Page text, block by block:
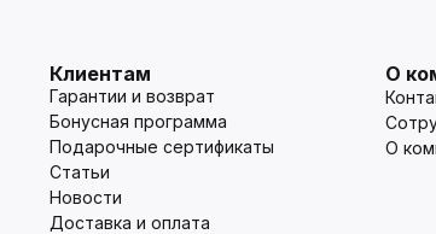
Клиентам
Гарантии и возврат
Бонусная программа
Подарочные сертификаты
Статьи
Новости
Доставка и оплата
О
О